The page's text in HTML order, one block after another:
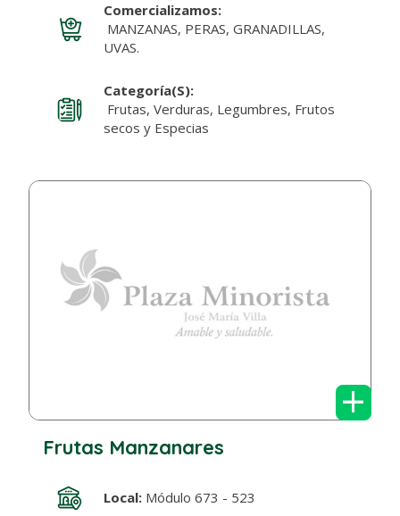
Comercializamos:
MANZANAS, PERAS, GRANADILLAS,
UVAS.
Categoría(s):
Frutas, Verduras, Legumbres, Frutos
secos y Especias
+
Frutas Manzanares
Local:Módulo 673 - 523